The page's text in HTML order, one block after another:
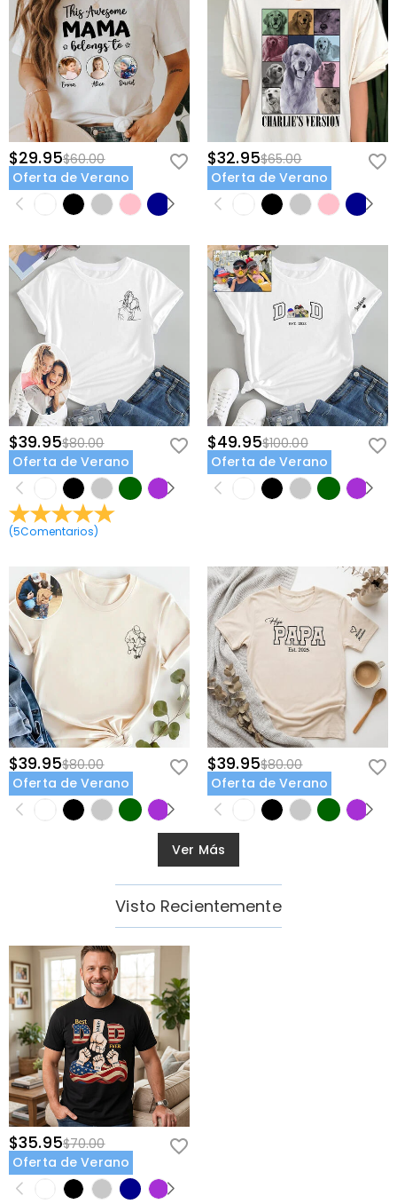
$29.95$60.00
Oferta de Verano
$32.95$65.00
Oferta de Verano
$39.95$80.00
Oferta de Verano
(5Comentarios)
$49.95$100.00
Oferta de Verano
$39.95$80.00
Oferta de Verano
$39.95$80.00
Oferta de Verano
Ver Más
Visto Recientemente
$35.95$70.00
Oferta de Verano